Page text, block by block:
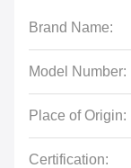
Brand Name:
Model Number:
Place of Origin:
Certification: